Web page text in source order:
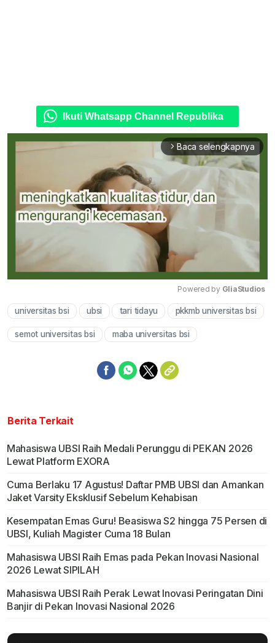
Ikuti Whatsapp Channel Republika
arrow_forward_ios Baca selengkapnya
Mute
Powered by GliaStudios
universitas bsi ubsi tari tidayu pkkmb universitas bsi
semot universitas bsi maba universitas bsi
Berita Terkait
Mahasiswa UBSI Raih Medali Perunggu di PEKAN 2026
Lewat Platform EXORA
Cuma Berlaku 17 Agustus! Daftar PMB UBSI dan Amankan
Jaket Varsity Eksklusif Sebelum Kehabisan
Kesempatan Emas Guru! Beasiswa S2 hingga 75 Persen di
UBSI, Kuliah Magister Cuma 18 Bulan
Mahasiswa UBSI Raih Emas pada Pekan Inovasi Nasional
2026 Lewat SIPILAH
Mahasiswa UBSI Raih Perak Lewat Inovasi Peringatan Dini
Banjir di Pekan Inovasi Nasional 2026